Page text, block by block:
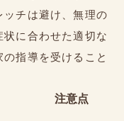
チは避け、無理の
に合わせた適切な
指導を受けること
注意点